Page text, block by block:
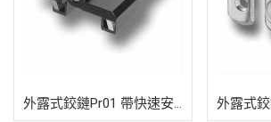
外露式鉸鏈Pr01 帶快速安裝裝置180